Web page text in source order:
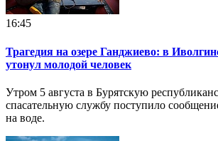
16:45
Трагедия на озере Ганджиево: в
утонул молодой человек
Утром 5 августа в Бурятскую
спасательную службу поступило
на воде.